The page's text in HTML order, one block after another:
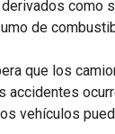
como
de
que los
vehículos